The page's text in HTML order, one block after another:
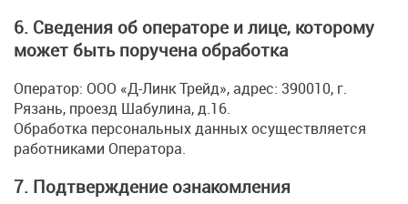
6. Сведения об операторе и лице, которому
может быть поручена обработка
Оператор: ООО «Д-Линк Трейд», адрес: 390010, г.
Рязань, проезд Шабулина, д.16.
Обработка персональных данных осуществляется
работниками Оператора.
7. Подтверждение ознакомления